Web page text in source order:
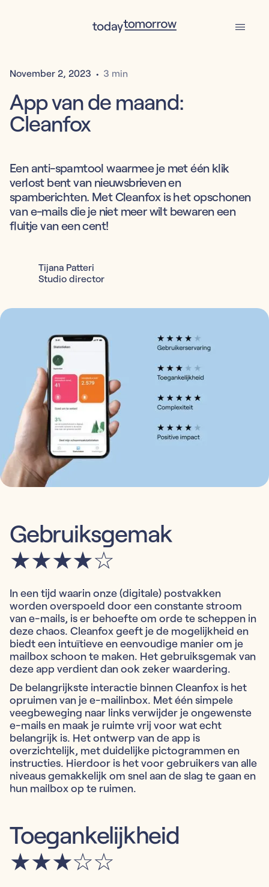
November 2, 2023 • 3 min
App van de maand:
Cleanfox
Een anti-spamtool waarmee je met één klik
verlost bent van nieuwsbrieven en
spamberichten. Met Cleanfox is het opschonen
van e-mails die je niet meer wilt bewaren een
fluitje van een cent!
Tijana Patteri
Studio director
Gebruiksgemak
★★★★☆
In een tijd waarin onze (digitale) postvakken
worden overspoeld door een constante stroom
van e-mails, is er behoefte om orde te scheppen in
deze chaos. Cleanfox geeft je de mogelijkheid en
biedt een intuïtieve en eenvoudige manier om je
mailbox schoon te maken. Het gebruiksgemak van
deze app verdient dan ook zeker waardering.
De belangrijkste interactie binnen Cleanfox is het
opruimen van je e-mailinbox. Met één simpele
veegbeweging naar links verwijder je ongewenste
e-mails en maak je ruimte vrij voor wat echt
belangrijk is. Het ontwerp van de app is
overzichtelijk, met duidelijke pictogrammen en
instructies. Hierdoor is het voor gebruikers van alle
niveaus gemakkelijk om snel aan de slag te gaan en
hun mailbox op te ruimen.
Toegankelijkheid
★★★☆☆